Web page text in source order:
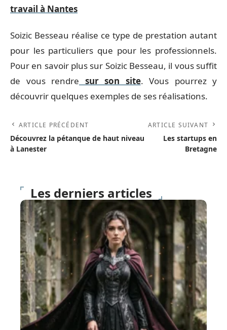
travail à Nantes
Soizic Besseau réalise ce type de prestation autant
pour les particuliers que pour les professionnels.
Pour en savoir plus sur Soizic Besseau, il vous suffit
de vous rendre sur son site. Vous pourrez y
découvrir quelques exemples de ses réalisations.
ARTICLE PRÉCÉDENT
Découvrez la pétanque de haut niveau
à Lanester
ARTICLE SUIVANT
Les startups en
Bretagne
Les derniers articles